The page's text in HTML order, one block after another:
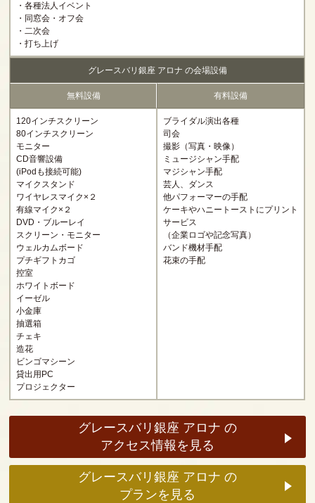
・各種法人イベント
・同窓会・オフ会
・二次会
・打ち上げ
グレースバリ銀座 アロナ の会場設備
無料設備 有料設備
120インチスクリーン
80インチスクリーン
モニター
CD音響設備
(iPodも接続可能)
マイクスタンド
ワイヤレスマイク×２
有線マイク×２
DVD・ブルーレイ
スクリーン・モニター
ウェルカムボード
プチギフトカゴ
控室
ホワイトボード
イーゼル
小金庫
抽選箱
チェキ
造花
ビンゴマシーン
貸出用PC
プロジェクター
ブライダル演出各種
司会
撮影（写真・映像）
ミュージシャン手配
マジシャン手配
芸人、ダンス
他パフォーマーの手配
ケーキやハニートーストにプリント
サービス
（企業ロゴや記念写真）
バンド機材手配
花束の手配
グレースバリ銀座 アロナ の
アクセス情報を見る
グレースバリ銀座 アロナ の
プランを見る